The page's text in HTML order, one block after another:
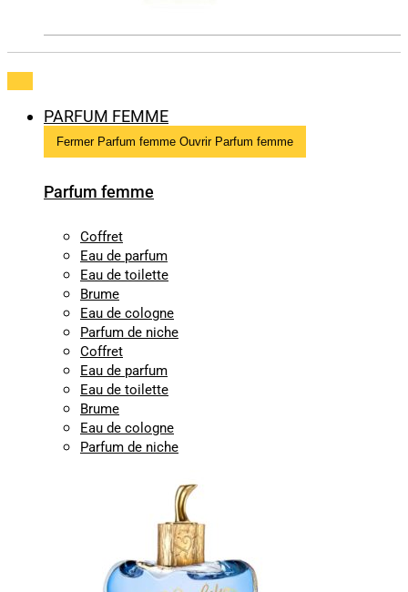
PARFUM FEMME
Fermer Parfum femme Ouvrir Parfum femme
Parfum femme
Coffret
Eau de parfum
Eau de toilette
Brume
Eau de cologne
Parfum de niche
Coffret
Eau de parfum
Eau de toilette
Brume
Eau de cologne
Parfum de niche